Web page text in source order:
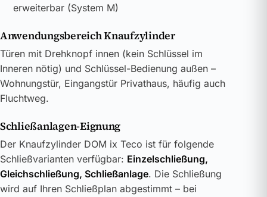
erweiterbar (System M)
Anwendungsbereich Knaufzylinder
Türen mit Drehknopf innen (kein Schlüssel im
Inneren nötig) und Schlüssel-Bedienung außen –
Wohnungstür, Eingangstür Privathaus, häufig auch
Fluchtweg.
Schließanlagen-Eignung
Der Knaufzylinder DOM ix Teco ist für folgende
Schließvarianten verfügbar: Einzelschließung,
Gleichschließung, Schließanlage. Die Schließung
wird auf Ihren Schließplan abgestimmt – bei